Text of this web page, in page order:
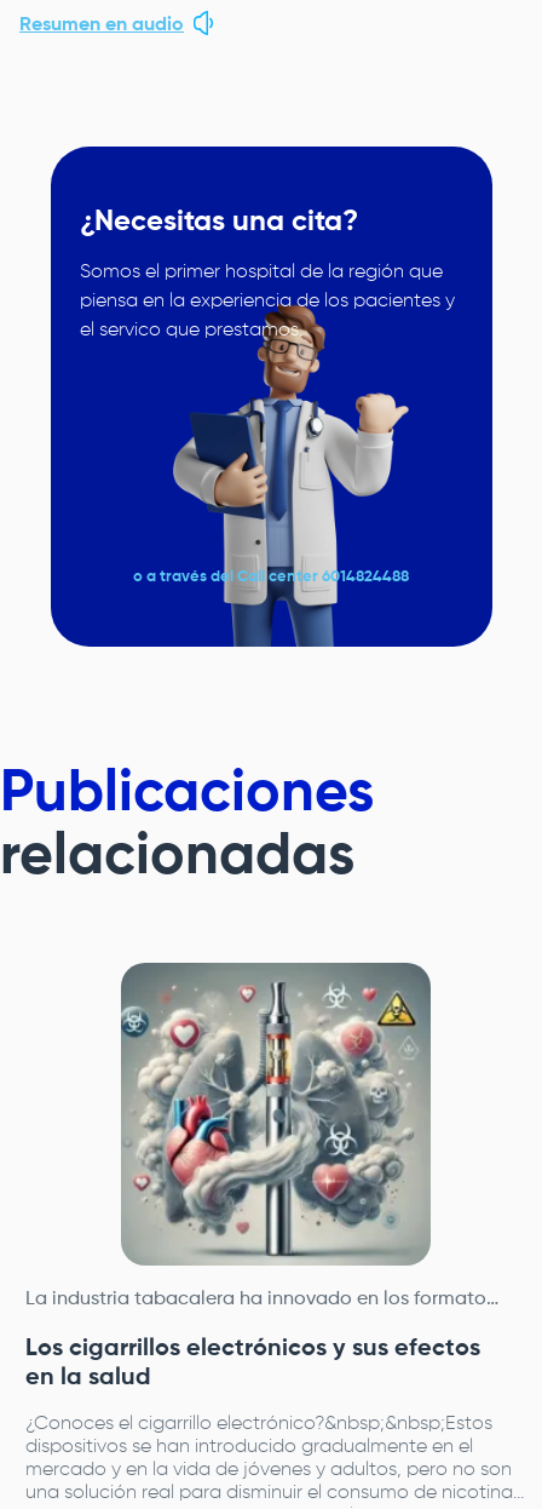
Resumen en audio
¿Necesitas una cita?
Somos el primer hospital de la región que
piensa en la experiencia de los pacientes y
el servico que prestamos.
o a través del Call center 6014824488
Publicaciones
relacionadas
La industria tabacalera ha innovado en los formatos de consumo de tabaco, con modalidades cada vez más llamativas y sofisticadas, junto con movimientos sociales y campañas que incentivan el consumo en poblaciones jóvenes y vulnerables.
Los cigarrillos electrónicos y sus efectos
en la salud
¿Conoces el cigarrillo electrónico?&nbsp;&nbsp;Estos
dispositivos se han introducido gradualmente en el
mercado y en la vida de jóvenes y adultos, pero no son
una solución real para disminuir el consumo de nicotina